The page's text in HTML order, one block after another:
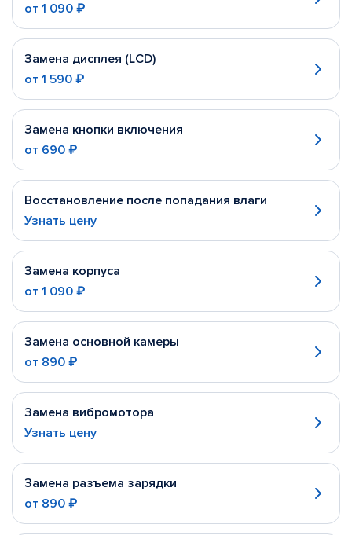
от 1 090 ₽
Замена дисплея (LCD)
от 1 590 ₽
Замена кнопки включения
от 690 ₽
Восстановление после попадания влаги
Узнать цену
Замена корпуса
от 1 090 ₽
Замена основной камеры
от 890 ₽
Замена вибромотора
Узнать цену
Замена разъема зарядки
от 890 ₽